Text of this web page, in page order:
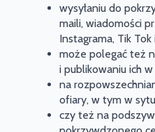
wysyłaniu do
maili, wiadomości
Instagrama, Tik Tok
może polegać też
i publikowaniu ich w
na
ofiary, w tym w
czy też na